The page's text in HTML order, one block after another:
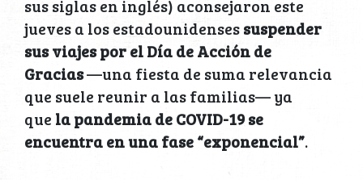
sus siglas en inglés) aconsejaron este
jueves a los estadounidensessuspender
sus viajes por el Día de Acción de
Gracias—una fiesta de suma relevancia
que suele reunir a las familias— ya
que la pandemia de COVID-19 se
encuentra en una fase “exponencial”.